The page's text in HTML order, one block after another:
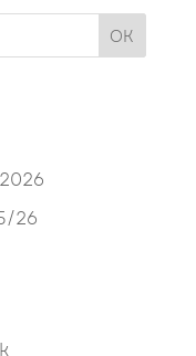
OK
26